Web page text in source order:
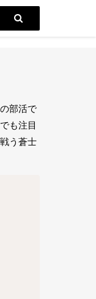
部活で
も注目
う蒼士